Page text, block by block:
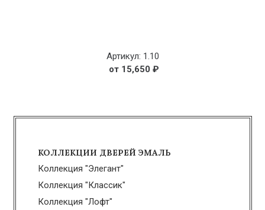
Артикул: 1.10
15,650 ₽
КОЛЛЕКЦИИ ДВЕРЕЙ ЭМАЛЬ
Коллекция "Элегант"
Коллекция "Классик"
Коллекция "Лофт"